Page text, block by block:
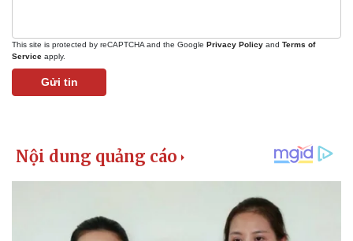
This site is protected by reCAPTCHA and the Google Privacy Policy and Terms of
Service apply.
Gửi tin